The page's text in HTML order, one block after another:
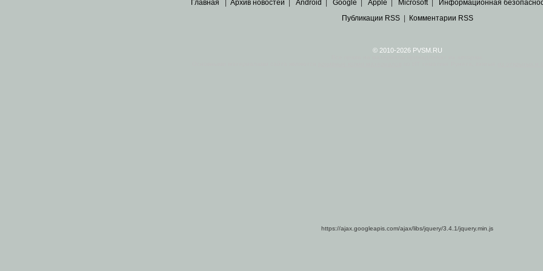
Главная Архив новостей Android Google Apple Microsoft| Информационная
Публикации RSS| Комментарии RSS
© 2010-2026 PVSM.RU
https://ajax.googleapis.com/ajax/libs/jquery/3.4.1/jquery.min.js